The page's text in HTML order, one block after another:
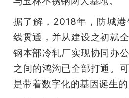
据了解，2018年，防城
线贯通，并从建设之初就
钢本部冷轧厂实现协同办
之间的鸿沟已全部打通。
是带着数字化的基因诞生的